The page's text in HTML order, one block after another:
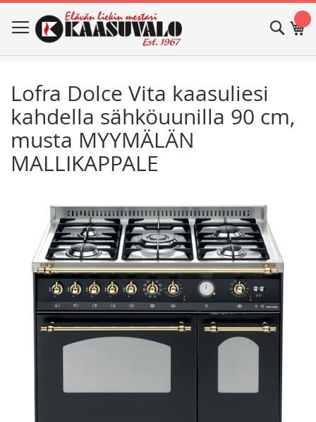
to
Content
Haku
Lofra Dolce Vita kaasuliesi
kahdella sähköuunilla 90 cm,
musta MYYMÄLÄN
MALLIKAPPALE
images
gallery
beginning
images
gallery